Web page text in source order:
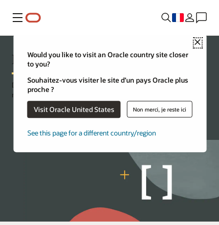
Menu
Close
Would you like to visit an Oracle country site closer
to you?
Souhaitez-vous visiter le site d’un pays Oracle plus
proche ?
Visit Oracle United States Non merci, je reste ici
See this page for a different country/region
Linux
Découvrez des ressources actualisées et les outils les plus
modernes pour développer des applications avec Linux.